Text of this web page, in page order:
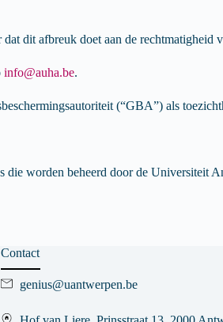
dit afbreuk doet aan de
info@auha.be.
(“GBA”) als
worden beheerd door de Universiteit
Contact
genius@uantwerpen.be